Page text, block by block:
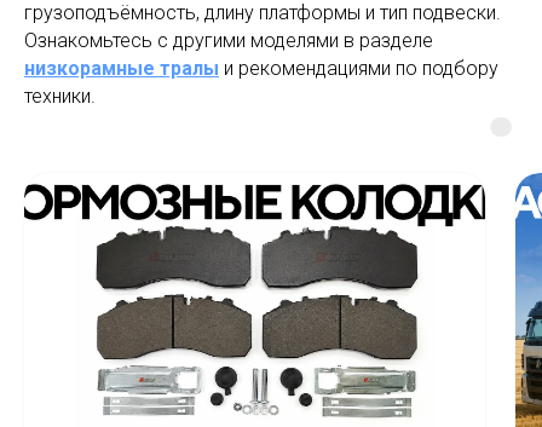
грузоподъёмность, длину платформы и тип подвески.
Ознакомьтесь с другими моделями в разделе
низкорамные тралы и рекомендациями по подбору
техники.